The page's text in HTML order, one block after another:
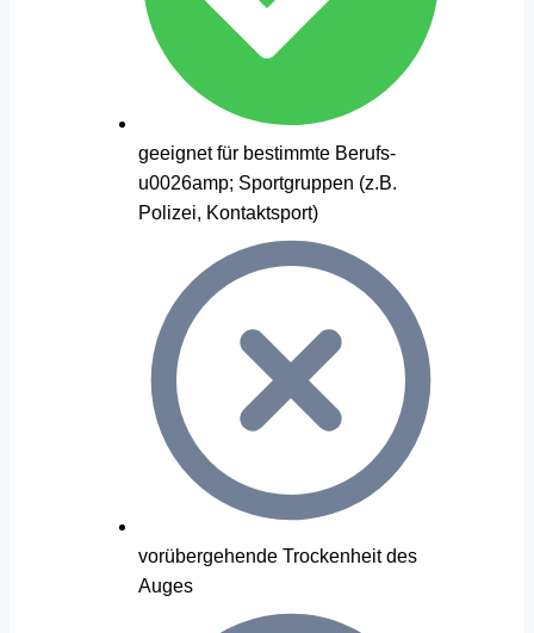
geeignet für bestimmte Berufs-
u0026amp; Sportgruppen (z.B.
Polizei, Kontaktsport)
vorübergehende Trockenheit des
Auges